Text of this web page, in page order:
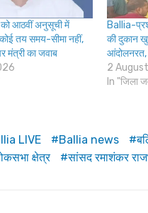
आठवीं अनुसूची में
तय समय-सीमा नहीं,
मंत्री का जवाब
Ballia-
की दुकान
आंदोलनरत,
2
In "जिला
LIVE Ballia news
क्षेत्र
सांसद रमाशंकर